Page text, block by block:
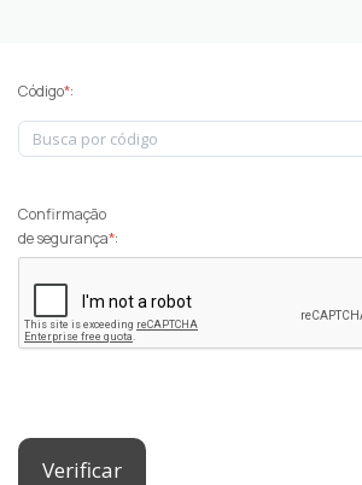
Código*:
Confirmação
de segurança*:
Verificar